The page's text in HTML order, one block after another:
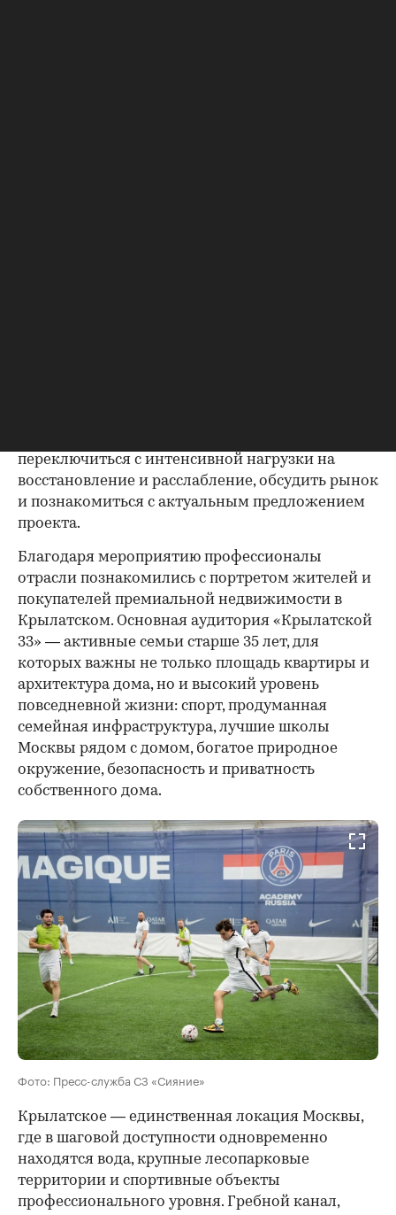
переключиться с интенсивной нагрузки на
восстановление и расслабление, обсудить рынок
и познакомиться с актуальным предложением
проекта.
Благодаря мероприятию профессионалы
отрасли познакомились с портретом жителей и
покупателей премиальной недвижимости в
Крылатском. Основная аудитория «Крылатской
33» — активные семьи старше 35 лет, для
которых важны не только площадь квартиры и
архитектура дома, но и высокий уровень
повседневной жизни: спорт, продуманная
семейная инфраструктура, лучшие школы
Москвы рядом с домом, богатое природное
окружение, безопасность и приватность
собственного дома.
Фото: Пресс-служба СЗ «Сияние»
Крылатское — единственная локация Москвы,
где в шаговой доступности одновременно
находятся вода, крупные лесопарковые
территории и спортивные объекты
профессионального уровня. Гребной канал,